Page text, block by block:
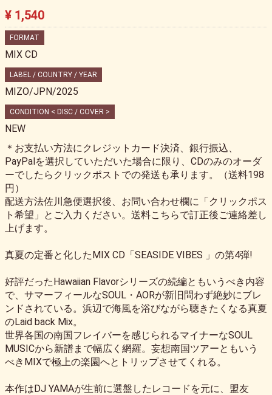
¥ 1,540
FORMAT
MIX CD
LABEL / COUNTRY / YEAR
MIZO/JPN/2025
CONDITION < DISC / COVER >
NEW
＊お支払い方法にクレジットカード決済、銀行振込、
PayPalを選択していただいた場合に限り、CDのみのオーダ
ーでしたらクリックポストでの発送も承ります。（送料198
円）
配送方法佐川急便選択後、お問い合わせ欄に「クリックポス
ト希望」とご入力ください。送料こちらで訂正後ご連絡差し
上げます。
真夏の定番と化したMIX CD「SEASIDE VIBES 」の第4弾!
好評だったHawaiian Flavorシリーズの続編ともいうべき内容
で、サマーフィールなSOUL・AORが新旧問わず絶妙にブレ
ンドされている。浜辺で海風を浴びながら聴きたくなる真夏
のLaid back Mix。
世界各国の南国フレイバーを感じられるマイナーなSOUL
MUSICから新譜まで幅広く網羅。妄想南国ツアーともいう
べきMIXで極上の楽園へとトリップさせてくれる。
本作はDJ YAMAが生前に選盤したレコードを元に、盟友